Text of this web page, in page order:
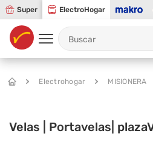
Super ElectroHogar
Electrohogar MISIONERA
Velas | Portavelas|